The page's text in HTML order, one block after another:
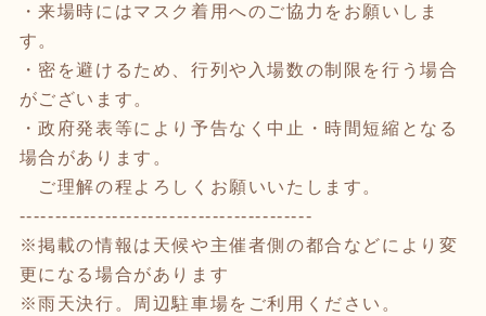
・来場時にはマスク着用へのご協力をお願いしま
す。
・密を避けるため、行列や入場数の制限を行う場合
がございます。
・政府発表等により予告なく中止・時間短縮となる
場合があります。
ご理解の程よろしくお願いいたします。
-----------------------------------------
※掲載の情報は天候や主催者側の都合などにより変
更になる場合があります
※雨天決行。周辺駐車場をご利用ください。